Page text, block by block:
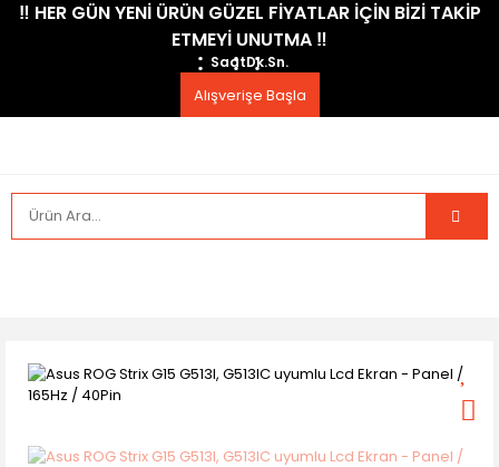
​‼️​ HER GÜN YENİ ÜRÜN GÜZEL FİYATLAR İÇİN BİZİ TAKİP
ETMEYİ UNUTMA ​‼️​
SaatDk.Sn.
Alışverişe Başla